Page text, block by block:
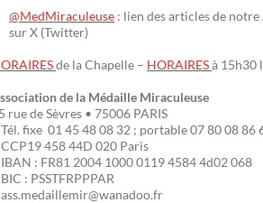
@MedMiraculeuse : lien des articles de
sur X (Twitter)
de la Chapelle – HORAIRESà 15h30
de la Médaille Miraculeuse
rue de Sèvres • 75006 PARIS
fixe 01 45 48 08 32 ; portable 07 80 08 86
458 44D 020 Paris
: FR81 2004 1000 0119 4584 4d02 068
: PSSTFRPPPAR